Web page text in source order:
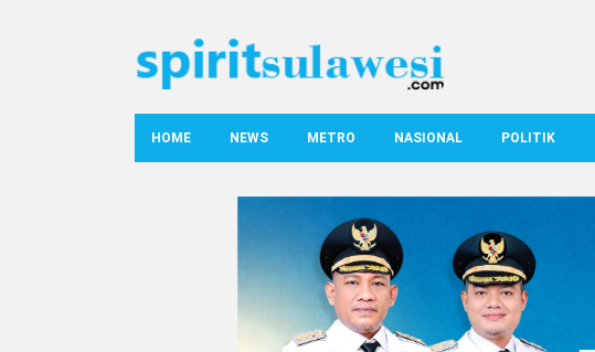
HOME NEWS METRO NASIONAL POLITIK